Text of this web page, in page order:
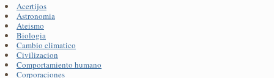
Acertijos
Astronomia
Ateismo
Biologia
Cambio climatico
Civilizacion
Comportamiento humano
Corporaciones